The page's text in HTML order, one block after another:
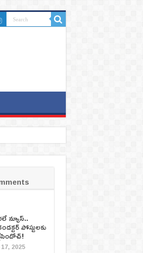
న్యూస్..
పోస్టులకు
2025